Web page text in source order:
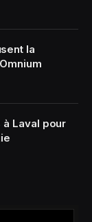
la
Laval pour